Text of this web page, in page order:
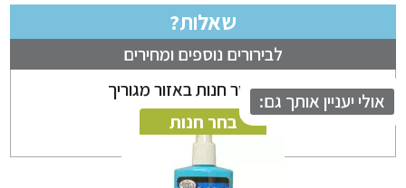
שאלות?
לבירורים נוספים ומחירים
ניתן לבחור חנות באזור מגוריך
בחר חנות
יעניין אותך גם: